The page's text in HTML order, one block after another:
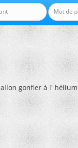
gonfler à l' hélium